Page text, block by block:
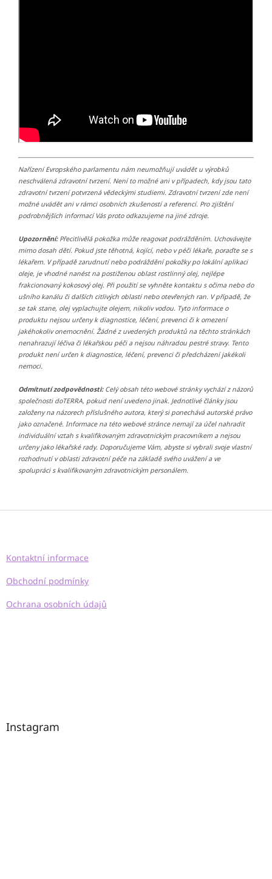
Nařízení Evropského parlamentu nám neumožňují uvádět u výrobků
neschválená zdravotní tvrzení. Není to možné ani v případech, kdy jsou tato
zdravotní tvrzení potvrzená vědeckými studiemi. Zdravotní tvrzení zde není
možné uvádět ani v rámci osobních zkušeností a referencí. Pro zjištění
podrobnějších informací Vás proto odkazujeme na jiné zdroje.
Upozornění:Přecitlivělá pokožka může reagovat podrážděním. Uchovávejte
mimo dosah dětí. Pokud jste těhotná, kojící, nebo v péči lékaře, poraďte se s
lékařem. V případě zarudnutí nebo podráždění pokožky po lokální aplikaci
oleje, je vhodné nanést na postiženou oblast rostlinný olej, nejlépe
frakcionovaný kokosový olej. Při použití se vyhněte kontaktu s očima nebo do
ušního kanálu či dalších citlivých oblastí nebo otevřených ran. V případě, že
se tak stane, olej vyplachujte olejem, nikoliv vodou. Tyto informace o
produktu nejsou určeny k diagnostice, léčení, prevenci či k omezení
jakéhokoliv onemocnění. Žádné z uvedených produktů na těchto stránkách
nenahrazují léčiva či lékařskou péči a nejsou náhradou pestré stravy. Tento
produkt není určen k diagnostice, léčení, prevenci či předcházení jakékoli
nemoci.
Odmítnutí zodpovědnosti:Celý obsah této webové stránky vychází z názorů
společnosti doTERRA, pokud není uvedeno jinak. Jednotlivé články jsou
založeny na názorech příslušného autora, který si ponechává autorské právo
jako označené. Informace na této webové stránce nemají za účel nahradit
individuální vztah s kvalifikovaným zdravotnickým pracovníkem a nejsou
určeny jako lékařské rady. Doporučujeme Vám, abyste si vybrali svoje vlastní
rozhodnutí v oblasti zdravotní péče na základě svého uvážení a ve
spolupráci s kvalifikovaným zdravotnickým personálem.
Z
Kontaktní informace
Obchodní podmínky
Ochrana osobních údajů
Instagram